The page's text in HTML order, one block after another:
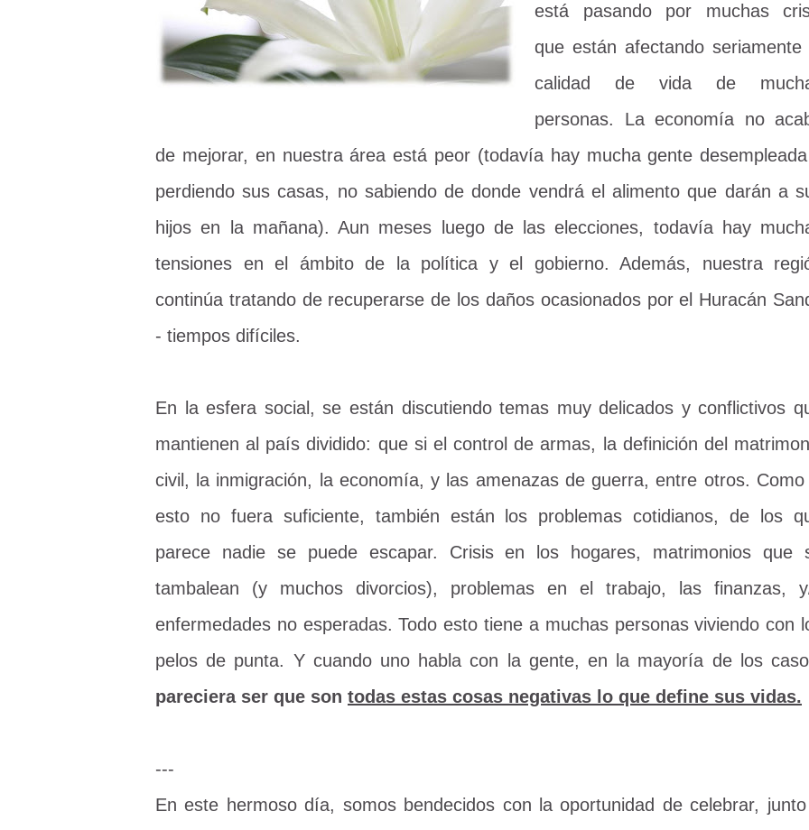
está pasando por muchas
que están afectando seriamente
calidad de vida de
personas. La economía no
de mejorar, en nuestra área está peor (todavía hay mucha gente
perdiendo sus casas, no sabiendo de donde vendrá el alimento que darán a
hijos en la mañana). Aun meses luego de las elecciones, todavía hay
tensiones en el ámbito de la política y el gobierno. Además, nuestra
continúa tratando de recuperarse de los daños ocasionados por el Huracán
- tiempos difíciles.
En la esfera social, se están discutiendo temas muy delicados y conflictivos
mantienen al país dividido: que si el control de armas, la definición del
civil, la inmigración, la economía, y las amenazas de guerra, entre otros. Como
esto no fuera suficiente, también están los problemas cotidianos, de los
parece nadie se puede escapar. Crisis en los hogares, matrimonios que
tambalean (y muchos divorcios), problemas en el trabajo, las finanzas,
enfermedades no esperadas. Todo esto tiene a muchas personas viviendo con
pelos de punta. Y cuando uno habla con la gente, en la mayoría de los
pareciera ser que son todas estas cosas negativas lo que define sus vidas.
---
En este hermoso día, somos bendecidos con la oportunidad de celebrar,